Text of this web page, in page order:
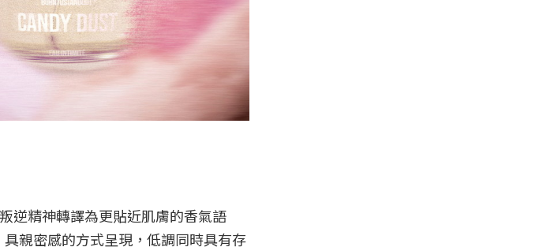
逆精神轉譯為更貼近肌膚的香氣語
親密感的方式呈現，低調同時具有存